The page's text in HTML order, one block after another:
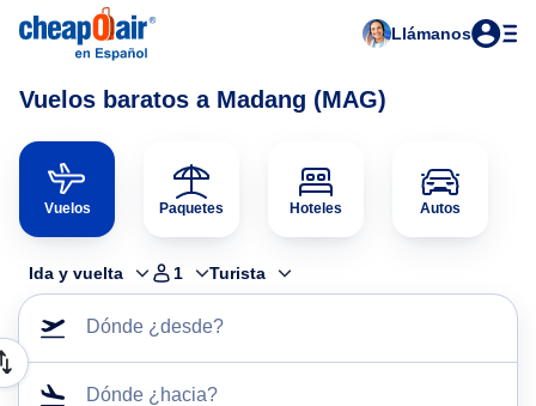
Llámanos
Vuelos baratos a Madang (MAG)
Vuelos Paquetes Hoteles Autos
Ida y vuelta 1 Turista
Dónde ¿desde?
Dónde ¿hacia?